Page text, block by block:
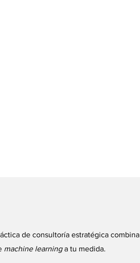
de consultoría estratégica combina
machine learninga tu medida.